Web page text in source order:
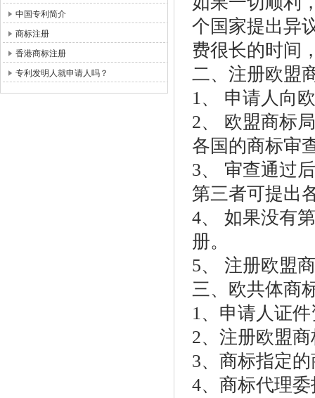
中国专利简介
商标注册
香港商标注册
专利发明人就申请人吗？
个国家提出异
费很长的时间
二、注册欧盟
1、 申请人向
2、 欧盟商标
各国的商标审
3、 审查通过
第三者可提出
4、 如果没有
册。
5、 注册欧盟
三、欧共体商
1、申请人证
2、注册欧盟
3、商标指定
4、商标代理